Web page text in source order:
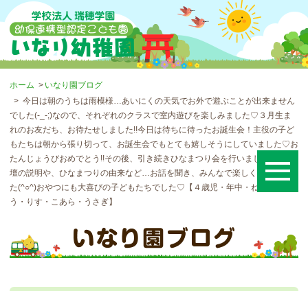
ホーム
いなり園ブログ
今日は朝のうちは雨模様…あいにくの天気でお外で遊ぶことが出来ません
でした(-_-;)なので、それぞれのクラスで室内遊びを楽しみました♡３月生ま
れのお友だち、お待たせしました!!今日は待ちに待ったお誕生会！主役の子ど
もたちは朝から張り切って、お誕生会でもとても嬉しそうにしていました♡お
たんじょうびおめでとう!!その後、引き続きひなまつり会を行いました。ひな
壇の説明や、ひなまつりの由来など…お話を聞き、みんなで楽しく参加しまし
た(^○^)おやつにも大喜びの子どもたちでした♡【４歳児・年中・ねんちゅ
う・りす・こあら・うさぎ】